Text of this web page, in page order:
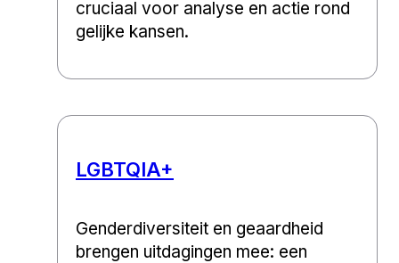
cruciaal voor analyse en actie rond
gelijke kansen.
LGBTQIA+
Genderdiversiteit en geaardheid
brengen uitdagingen mee: een